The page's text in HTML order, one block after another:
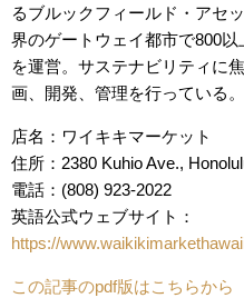
るブルックフィールド・アセ
界のゲートウェイ都市で800
を運営。サステナビリティに
画、開発、管理を行っている。
店名：ワイキキマーケット
住所：2380 Kuhio Ave.,
電話：(808) 923-2022
英語公式ウェブサイト：
https://
この記事のpdf版はこちらから